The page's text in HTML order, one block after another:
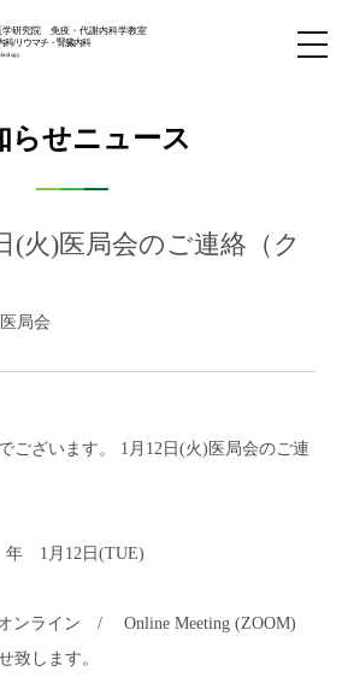
学研究院 免疫・代謝内科学教室
科/リウマチ・腎臓内科
らせニュース
(火)医局会のご連絡（ク
局会
ございます。 1月12日(火)医局会のご連
年 1月12日(TUE)
ンライン / Online Meeting (ZOOM)
致します。